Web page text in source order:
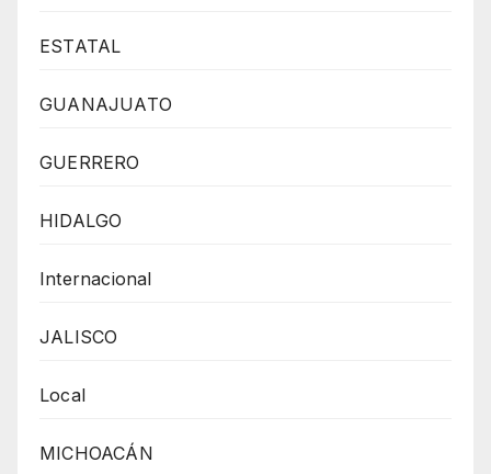
ESTATAL
GUANAJUATO
GUERRERO
HIDALGO
Internacional
JALISCO
Local
MICHOACÁN